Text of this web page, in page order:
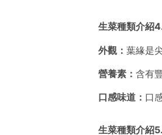
生菜種類介紹
外觀： 葉緣是
營養素： 含有
口感味道： 口
生菜種類介紹